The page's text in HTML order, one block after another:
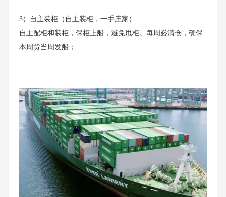
3）自主装柜（自主装柜，一手庄家）
自主配柜和装柜，保柜上船，避免甩柜。每周必清仓，确保
本周货当周发船；